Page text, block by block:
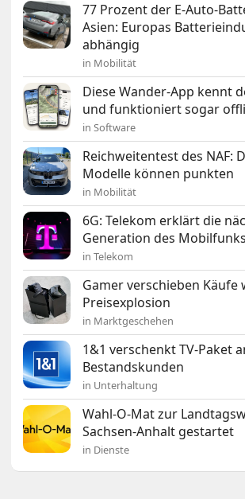
77 Prozent der E-Auto-
Asien: Europas
abhängig
in Mobilität
Diese Wander-App kennt
und funktioniert sogar
in Software
Reichweitentest des NAF:
Modelle können punkten
in Mobilität
6G: Telekom erklärt die
Generation des Mobilfunks
in Telekom
Gamer verschieben Käufe
Preisexplosion
in Marktgeschehen
1&1 verschenkt TV-Paket
Bestandskunden
in Unterhaltung
Wahl-O-Mat zur
Sachsen-Anhalt gestartet
in Dienste